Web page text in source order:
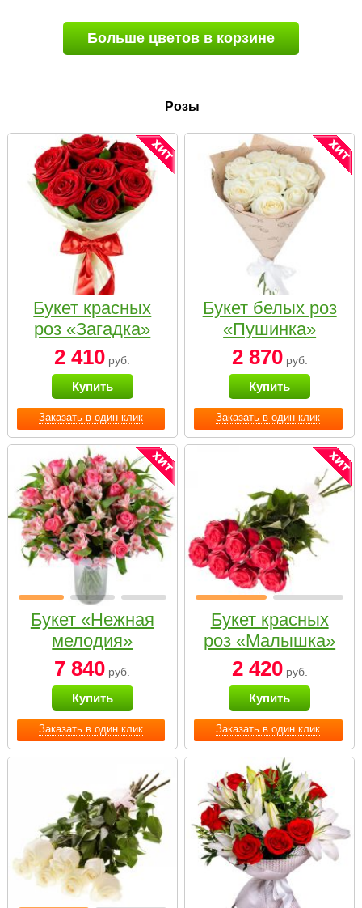
Больше цветов в корзине
Розы
Заказать в один клик
Букет красных
роз «Загадка»
2 410 руб.
Купить
Заказать в один клик
Букет белых роз
«Пушинка»
2 870руб.
Купить
Заказать в один клик
Букет «Нежная
мелодия»
7 840 руб.
Купить
Заказать в один клик
Букет красных
роз «Малышка»
2 420руб.
Купить